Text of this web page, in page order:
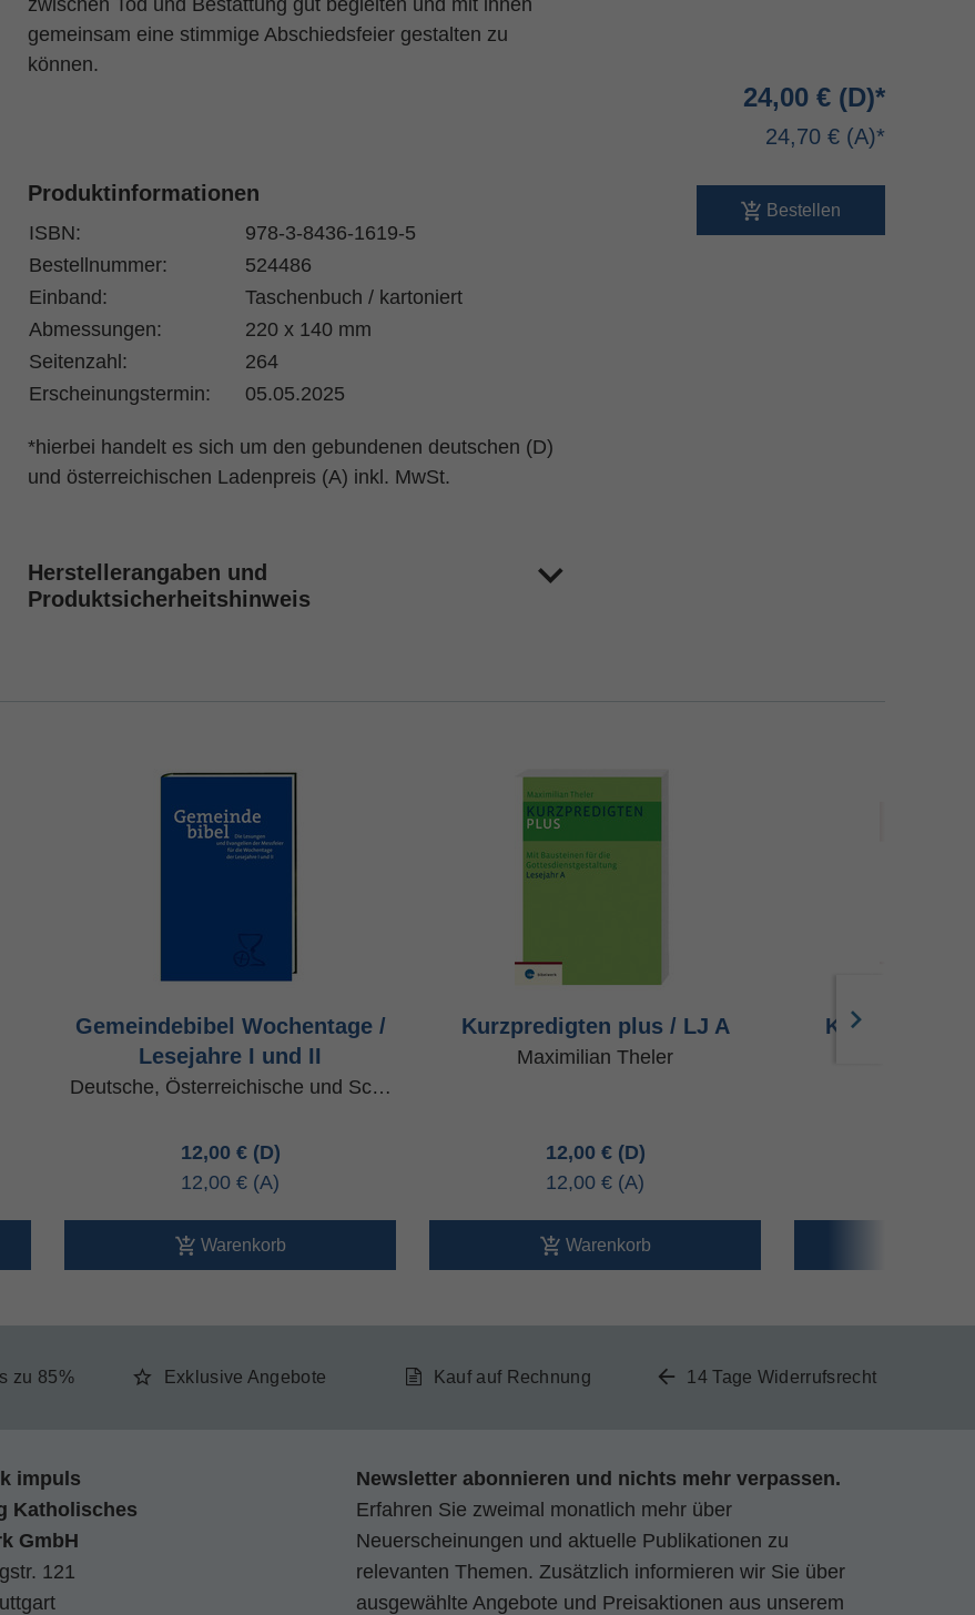
zwischen Tod und Bestattung gut begleiten und mit ihnen
gemeinsam eine stimmige Abschiedsfeier gestalten zu
können.
24,00 €
24,70 €
Bestellen
Produktinformationen
ISBN:
978-3-8436-1619-5
Bestellnummer:
524486
Einband:
Taschenbuch / kartoniert
Abmessungen:
220 x 140 mm
Seitenzahl:
264
Erscheinungstermin:
05.05.2025
*hierbei handelt es sich um den gebundenen deutschen (D)
und österreichischen Ladenpreis (A) inkl. MwSt.
Herstellerangaben und
Produktsicherheitshinweis
Gemeindebibel Wochentage /
Lesejahre I und II
Deutsche, Österreichische und Sc…
12,00 €
12,00 €
Warenkorb
Kurzpredigten plus / LJ A
Maximilian Theler
12,00 €
12,00 €
Warenkorb
zu 85% Exklusive Angebote Kauf auf Rechnung 14 Tage Widerrufsrecht
impuls
Katholisches
GmbH
121
Newsletter abonnieren und nichts mehr verpassen.
Erfahren Sie zweimal monatlich mehr über
Neuerscheinungen und aktuelle Publikationen zu
relevanten Themen. Zusätzlich informieren wir Sie über
ausgewählte Angebote und Preisaktionen aus unserem